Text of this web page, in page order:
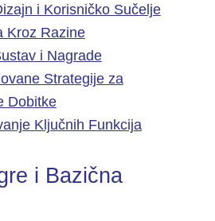
i Korisničko Sučelje
Kroz Razine
i Nagrade
Strategije za
Dobitke
Ključnih Funkcija
i Bazična